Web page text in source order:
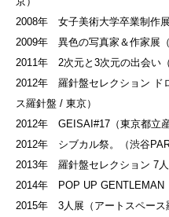
2008年 女子美術大学卒業制作
2009年 異色の写真家＆作家展
2011年 2次元と3次元の出会い
2012年 羅針盤セレクション ド
ス羅針盤 / 東京）
2012年 GEISAI#17（東京都立
2012年 シブカル祭。（渋谷
2013年 羅針盤セレクション 7人
2014年 POP UP GENTLEMAN
2015年 3人展（アートスペース